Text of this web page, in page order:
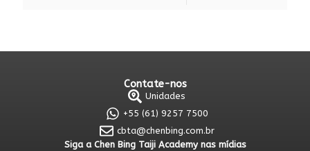
Contate-nos
Unidades
+55 (61) 9257 7500
cbta@chenbing.com.br
Siga a Chen Bing Taiji Academy nas mídias